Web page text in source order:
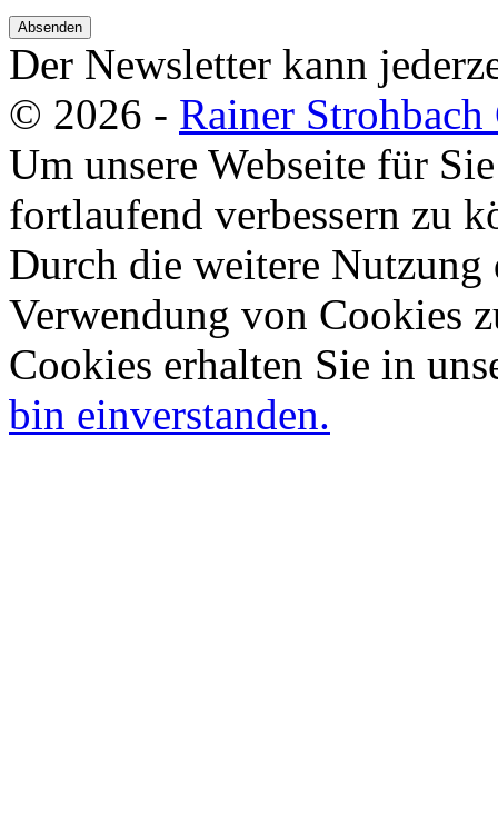
Absenden
Der Newsletter kann
© 2026 - Rainer
Um unsere Webseite für
fortlaufend verbessern zu
Durch die weitere Nutzung
Verwendung von Cookies
Cookies erhalten Sie in
bin einverstanden.